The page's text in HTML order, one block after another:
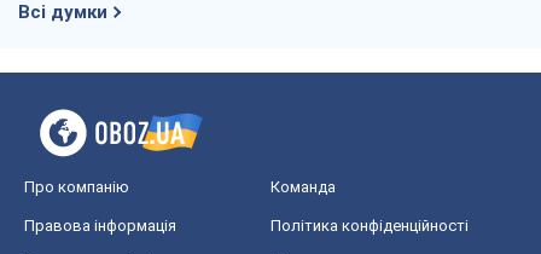
Всі думки
Про компанію Команда
Правова інформація Політика конфіденційності